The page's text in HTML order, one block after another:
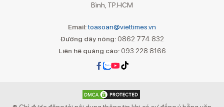
Bình, TP.HCM
Email:toasoan@viettimes.vn
Đường dây nóng: 0862 774 832
Liên hệ quảng cáo:093 228 8166